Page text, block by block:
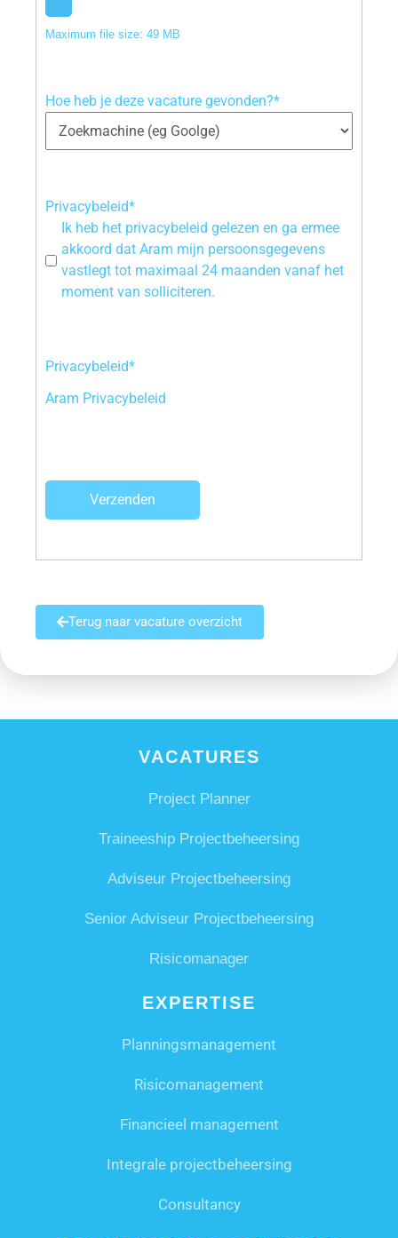
Maximum file size: 49 MB
Hoe heb je deze vacature gevonden?*
Privacybeleid*
Ik heb het privacybeleid gelezen en ga ermee
akkoord dat Aram mijn persoonsgegevens
vastlegt tot maximaal 24 maanden vanaf het
moment van solliciteren.
Privacybeleid*
Aram Privacybeleid
Verzenden
Terug naar vacature overzicht
VACATURES
Project Planner
Traineeship Projectbeheersing
Adviseur Projectbeheersing
Senior Adviseur Projectbeheersing
Risicomanager
EXPERTISE
Planningsmanagement
Risicomanagement
Financieel management
Integrale projectbeheersing
Consultancy